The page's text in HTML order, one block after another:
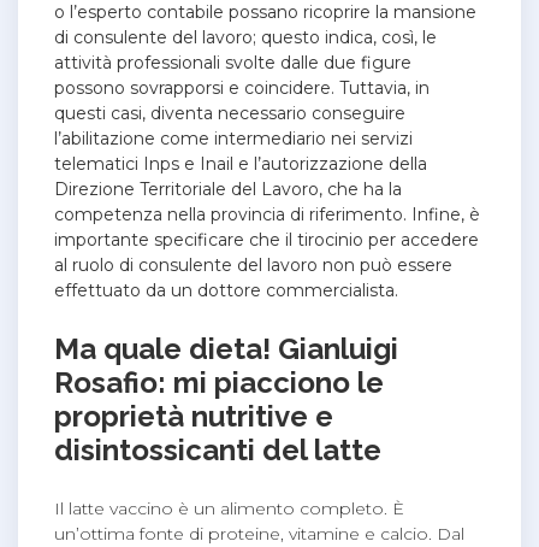
o l’esperto contabile possano ricoprire la mansione
di consulente del lavoro; questo indica, così, le
attività professionali svolte dalle due figure
possono sovrapporsi e coincidere. Tuttavia, in
questi casi, diventa necessario conseguire
l’abilitazione come intermediario nei servizi
telematici Inps e Inail e l’autorizzazione della
Direzione Territoriale del Lavoro, che ha la
competenza nella provincia di riferimento. Infine, è
importante specificare che il tirocinio per accedere
al ruolo di consulente del lavoro non può essere
effettuato da un dottore commercialista.
Ma quale dieta! Gianluigi
Rosafio: mi piacciono le
proprietà nutritive e
disintossicanti del latte
Il latte vaccino è un alimento completo. È
un’ottima fonte di proteine, vitamine e calcio. Dal